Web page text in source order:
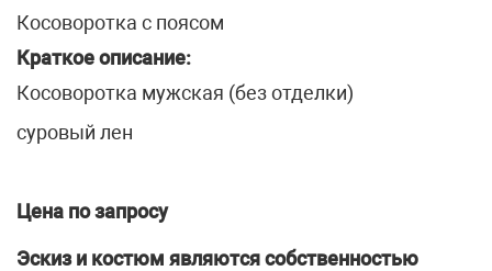
Косоворотка с поясом
Краткое описание:
Косоворотка мужская (без отделки)
суровый лен
Цена по запросу
Эскиз и костюм являются собственностью